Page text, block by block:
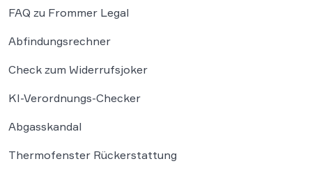
FAQ zu Frommer Legal
Abfindungsrechner
Check zum Widerrufsjoker
KI-Verordnungs-Checker
Abgasskandal
Thermofenster Rückerstattung